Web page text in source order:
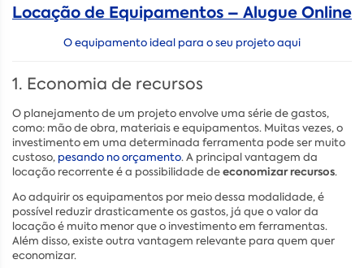
Locação de Equipamentos – Alugue Online
O equipamento ideal para o seu projeto aqui
1. Economia de recursos
O planejamento de um projeto envolve uma série de gastos,
como: mão de obra, materiais e equipamentos. Muitas vezes, o
investimento em uma determinada ferramenta pode ser muito
custoso, pesando no orçamento. A principal vantagem da
locação recorrente é a possibilidade deeconomizar recursos.
Ao adquirir os equipamentos por meio dessa modalidade, é
possível reduzir drasticamente os gastos, já que o valor da
locação é muito menor que o investimento em ferramentas.
Além disso, existe outra vantagem relevante para quem quer
economizar.